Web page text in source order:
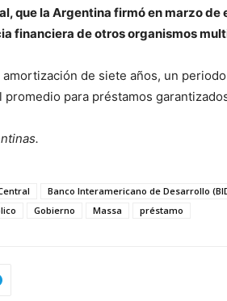
que la Argentina firmó en marzo de
financiera de otros organismos
de siete años, un
promedio para préstamos
Banco Interamericano de Desarrollo
Gobierno Massa préstamo